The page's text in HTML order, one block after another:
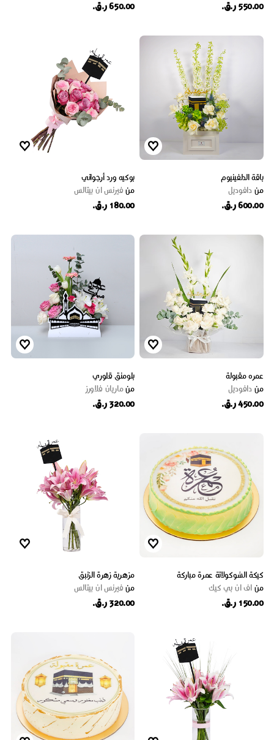
550.00 ر.ق. 650.00 ر.ق.
باقة الدلفينيوم
من دافوديل
600.00 ر.ق.
بوكيه ورد أرجواني
منفيرنس ان بيتالس
180.00 ر.ق.
عمره مقبولة
من دافوديل
450.00 ر.ق.
بلومنق قلوري
منماریان فلاورز
320.00 ر.ق.
كيكة الشوكولاتة عمرة مباركة
من اف ان بي كيك
150.00 ر.ق.
مزهرية زهرة الزنبق
منفيرنس ان بيتالس
320.00 ر.ق.